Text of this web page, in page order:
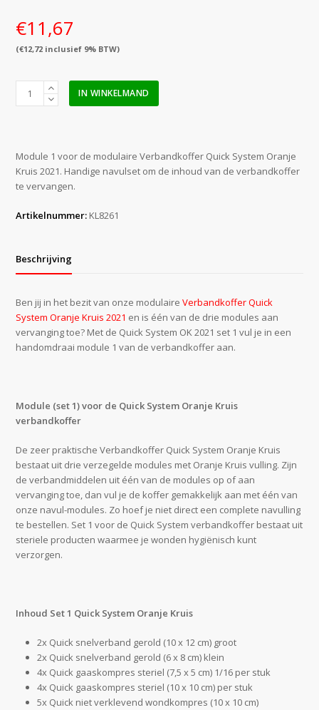
€11,67
(€12,72 inclusief 9% BTW)
set
1
aantal
IN WINKELMAND
Module 1 voor de modulaire Verbandkoffer Quick System Oranje
Kruis 2021. Handige navulset om de inhoud van de verbandkoffer
te vervangen.
Artikelnummer: KL8261
Beschrijving
Ben jij in het bezit van onze modulaireVerbandkoffer Quick
System Oranje Kruis 2021 en is één van de drie modules aan
vervanging toe? Met de Quick System OK 2021 set 1 vul je in een
handomdraai module 1 van de verbandkoffer aan.
Module (set 1) voor de Quick System Oranje Kruis
verbandkoffer
De zeer praktische Verbandkoffer Quick System Oranje Kruis
bestaat uit drie verzegelde modules met Oranje Kruis vulling. Zijn
de verbandmiddelen uit één van de modules op of aan
vervanging toe, dan vul je de koffer gemakkelijk aan met één van
onze navul-modules. Zo hoef je niet direct een complete navulling
te bestellen. Set 1 voor de Quick System verbandkoffer bestaat uit
steriele producten waarmee je wonden hygiënisch kunt
verzorgen.
Inhoud Set 1 Quick System Oranje Kruis
2x Quick snelverband gerold (10 x 12 cm) groot
2x Quick snelverband gerold (6 x 8 cm) klein
4x Quick gaaskompres steriel (7,5 x 5 cm) 1/16 per stuk
4x Quick gaaskompres steriel (10 x 10 cm) per stuk
5x Quick niet verklevend wondkompres (10 x 10 cm)